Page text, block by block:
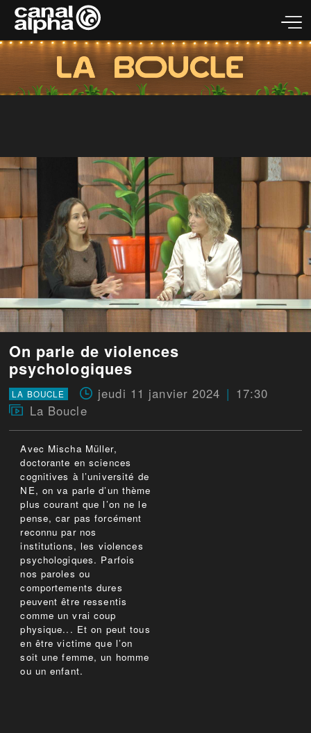
On parle de violences
psychologiques
LA BOUCLE jeudi 11 janvier 2024
17:30
La Boucle
Avec Mischa Müller,
doctorante en sciences
cognitives à l’université de
NE, on va parle d’un thème
plus courant que l’on ne le
pense, car pas forcément
reconnu par nos
institutions, les violences
psychologiques. Parfois
nos paroles ou
comportements dures
peuvent être ressentis
comme un vrai coup
physique... Et on peut tous
en être victime que l’on
soit une femme, un homme
ou un enfant.